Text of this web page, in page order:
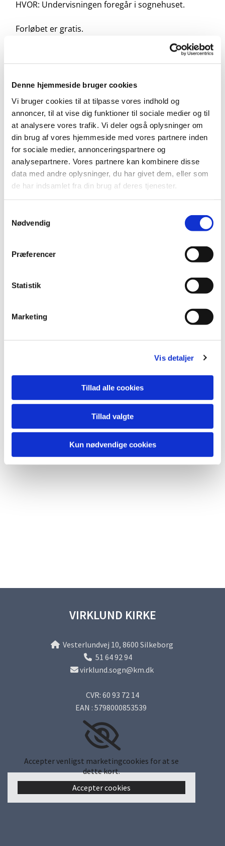
Denne hjemmeside bruger cookies
Vi bruger cookies til at tilpasse vores indhold og
annoncer, til at vise dig funktioner til sociale medier og til
at analysere vores trafik. Vi deler også oplysninger om
din brug af vores hjemmeside med vores partnere inden
for sociale medier, annonceringspartnere og
analysepartnere. Vores partnere kan kombinere disse
data med andre oplysninger, du har givet dem, eller som
de har indsamlet fra din brug af deres tjenester.
Nødvendig
Præferencer
Statistik
Marketing
Vis detaljer
Tillad alle cookies
Tillad valgte
Kun nødvendige cookies
HVOR: Undervisningen foregår i sognehuset.
Forløbet er gratis.
https://forms.churchdesk.com/f...
Du vil måske også kunne
VIRKLUND KIRKE
Vesterlundvej 10, 8600 Silkeborg
 51 64 92 94
virklund.sogn@km.dk
CVR: 60 93 72 14
EAN : 5798000853539
Accepter venligst marketingcookies for at se
dette kort.
Accepter cookies